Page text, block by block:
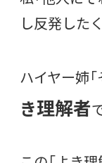
し反発した
ハイヤー姉
き理解者